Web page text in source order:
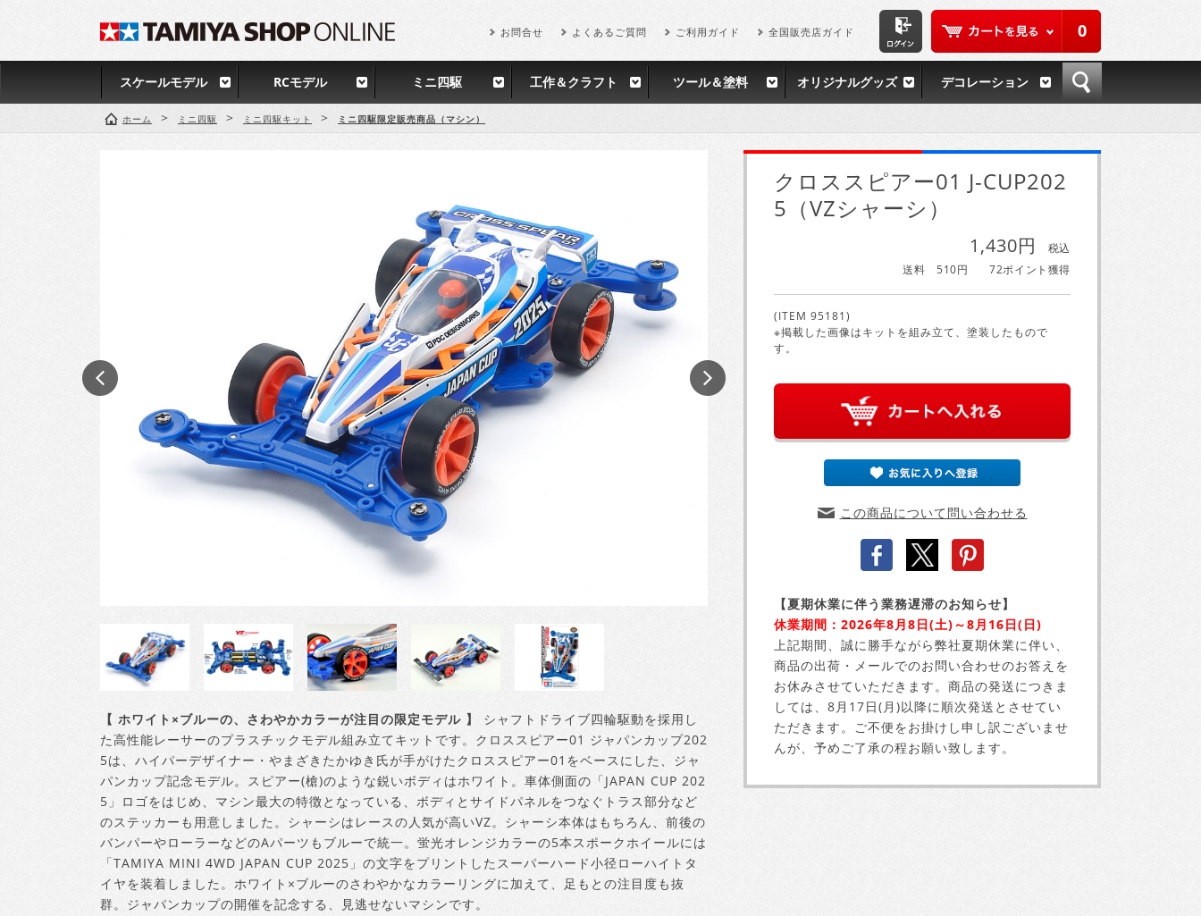
0
お問合せ よくあるご質問 ご利用ガイド 全国販売店ガイド
スケールモデル RCモデル ミニ四駆 工作＆クラフト ツール＆塗料 オリジナルグッズ デコレーション
ホーム > ミニ四駆 > ミニ四駆キット > ミニ四駆限定販売商品（マシン）
【 ホワイト×ブルーの、さわやかカラーが注目の限定モデル 】
シャフトドライブ四輪駆動を採用し
た高性能レーサーのプラスチックモデル組み立てキットです。クロススピアー01 ジャパンカップ202
5は、ハイパーデザイナー・やまざきたかゆき氏が手がけたクロススピアー01をベースにした、ジャ
パンカップ記念モデル。スピアー(槍)のような鋭いボディはホワイト。車体側面の「JAPAN CUP 202
5」ロゴをはじめ、マシン最大の特徴となっている、ボディとサイドパネルをつなぐトラス部分など
のステッカーも用意しました。シャーシはレースの人気が高いVZ。シャーシ本体はもちろん、前後の
バンパーやローラーなどのAパーツもブルーで統一。蛍光オレンジカラーの5本スポークホイールには
「TAMIYA MINI 4WD JAPAN CUP 2025」の文字をプリントしたスーパーハード小径ローハイトタ
イヤを装着しました。ホワイト×ブルーのさわやかなカラーリングに加えて、足もとの注目度も抜
群。ジャパンカップの開催を記念する、見逃せないマシンです。
クロススピアー01 J-CUP202
5（VZシャーシ）
1,430円
税込
送料 510円
72ポイント獲得
(ITEM 95181)
※掲載した画像はキットを組み立て、塗装したもので
す。
この商品について問い合わせる
【夏期休業に伴う業務遅滞のお知らせ】
休業期間：2026年8月8日(土)～8月16日(日)
上記期間、誠に勝手ながら弊社夏期休業に伴い、
商品の出荷・メールでのお問い合わせのお答えを
お休みさせていただきます。商品の発送につきま
しては、8月17日(月)以降に順次発送とさせてい
ただきます。ご不便をお掛けし申し訳ございませ
んが、予めご了承の程お願い致します。